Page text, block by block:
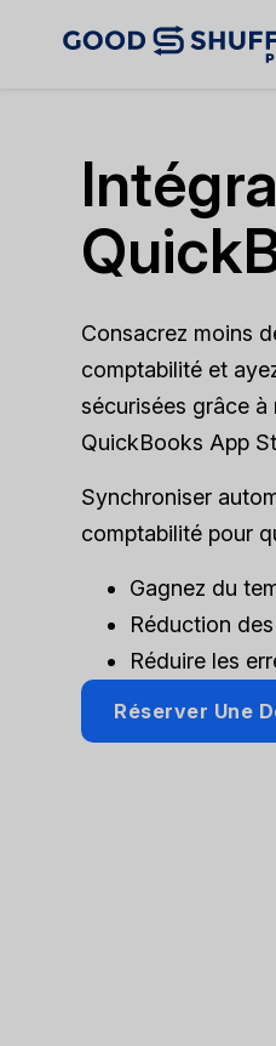
Consacrez moins
comptabilité et
sécurisées grâce
QuickBooks App
Synchroniser
comptabilité pour
Gagnez du
Réduction
Réduire les
Réserver Une